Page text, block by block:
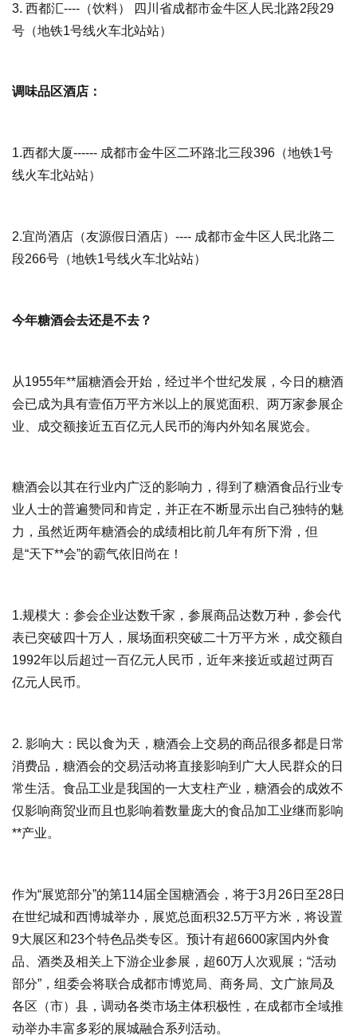
3. 西都汇----（饮料） 四川省成都市金牛区人民北路2段29
号（地铁1号线火车北站站）
调味品区酒店：
1.西都大厦------ 成都市金牛区二环路北三段396（地铁1号
线火车北站站）
2.宜尚酒店 （友源假日酒店）---- 成都市金牛区人民北路二
段266号（地铁1号线火车北站站）
今年糖酒会去还是不去？
从1955年**届糖酒会开始，经过半个世纪发展，今日的糖酒
会已成为具有壹佰万平方米以上的展览面积、两万家参展企
业、成交额接近五百亿元人民币的海内外知名展览会。
糖酒会以其在行业内广泛的影响力，得到了糖酒食品行业专
业人士的普遍赞同和肯定，并正在不断显示出自己独特的魅
力，虽然近两年糖酒会的成绩相比前几年有所下滑，但
是“天下**会”的霸气依旧尚在！
1.规模大：参会企业达数千家，参展商品达数万种，参会代
表已突破四十万人，展场面积突破二十万平方米，成交额自
1992年以后超过一百亿元人民币，近年来接近或超过两百
亿元人民币。
2. 影响大：民以食为天，糖酒会上交易的商品很多都是日常
消费品，糖酒会的交易活动将直接影响到广大人民群众的日
常生活。食品工业是我国的一大支柱产业，糖酒会的成效不
仅影响商贸业而且也影响着数量庞大的食品加工业继而影响
**产业。
作为“展览部分”的第114届全国糖酒会，将于3月26日至28日
在世纪城和西博城举办，展览总面积32.5万平方米，将设置
9大展区和23个特色品类专区。预计有超6600家国内外食
品、酒类及相关上下游企业参展，超60万人次观展；“活动
部分”，组委会将联合成都市博览局、商务局、文广旅局及
各区（市）县，调动各类市场主体积极性，在成都市全域推
动举办丰富多彩的展城融合系列活动。